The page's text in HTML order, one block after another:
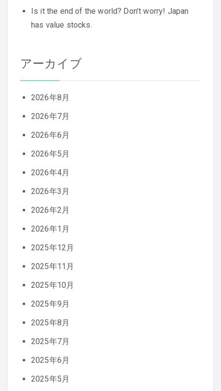
Is it the end of the world? Don’t worry! Japan
has value stocks.
アーカイブ
2026年8月
2026年7月
2026年6月
2026年5月
2026年4月
2026年3月
2026年2月
2026年1月
2025年12月
2025年11月
2025年10月
2025年9月
2025年8月
2025年7月
2025年6月
2025年5月